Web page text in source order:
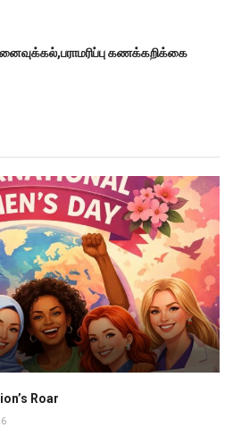
கணக்கறிக்கை
Roar